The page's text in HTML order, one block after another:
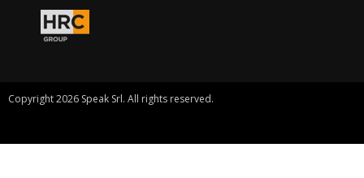
Copyright 2026 Speak Srl. All rights reserved.